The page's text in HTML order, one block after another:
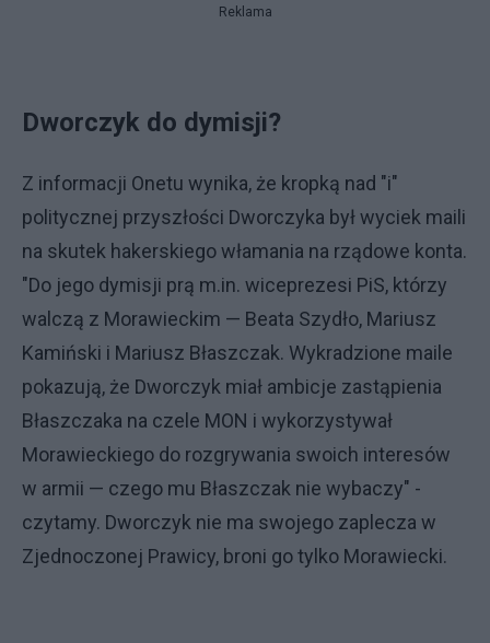
Reklama
Dworczyk do dymisji?
Z informacji Onetu wynika, że kropką nad "i"
politycznej przyszłości Dworczyka był wyciek maili
na skutek hakerskiego włamania na rządowe konta.
"Do jego dymisji prą m.in. wiceprezesi PiS, którzy
walczą z Morawieckim — Beata Szydło, Mariusz
Kamiński i Mariusz Błaszczak. Wykradzione maile
pokazują, że Dworczyk miał ambicje zastąpienia
Błaszczaka na czele MON i wykorzystywał
Morawieckiego do rozgrywania swoich interesów
w armii — czego mu Błaszczak nie wybaczy" -
czytamy. Dworczyk nie ma swojego zaplecza w
Zjednoczonej Prawicy, broni go tylko Morawiecki.